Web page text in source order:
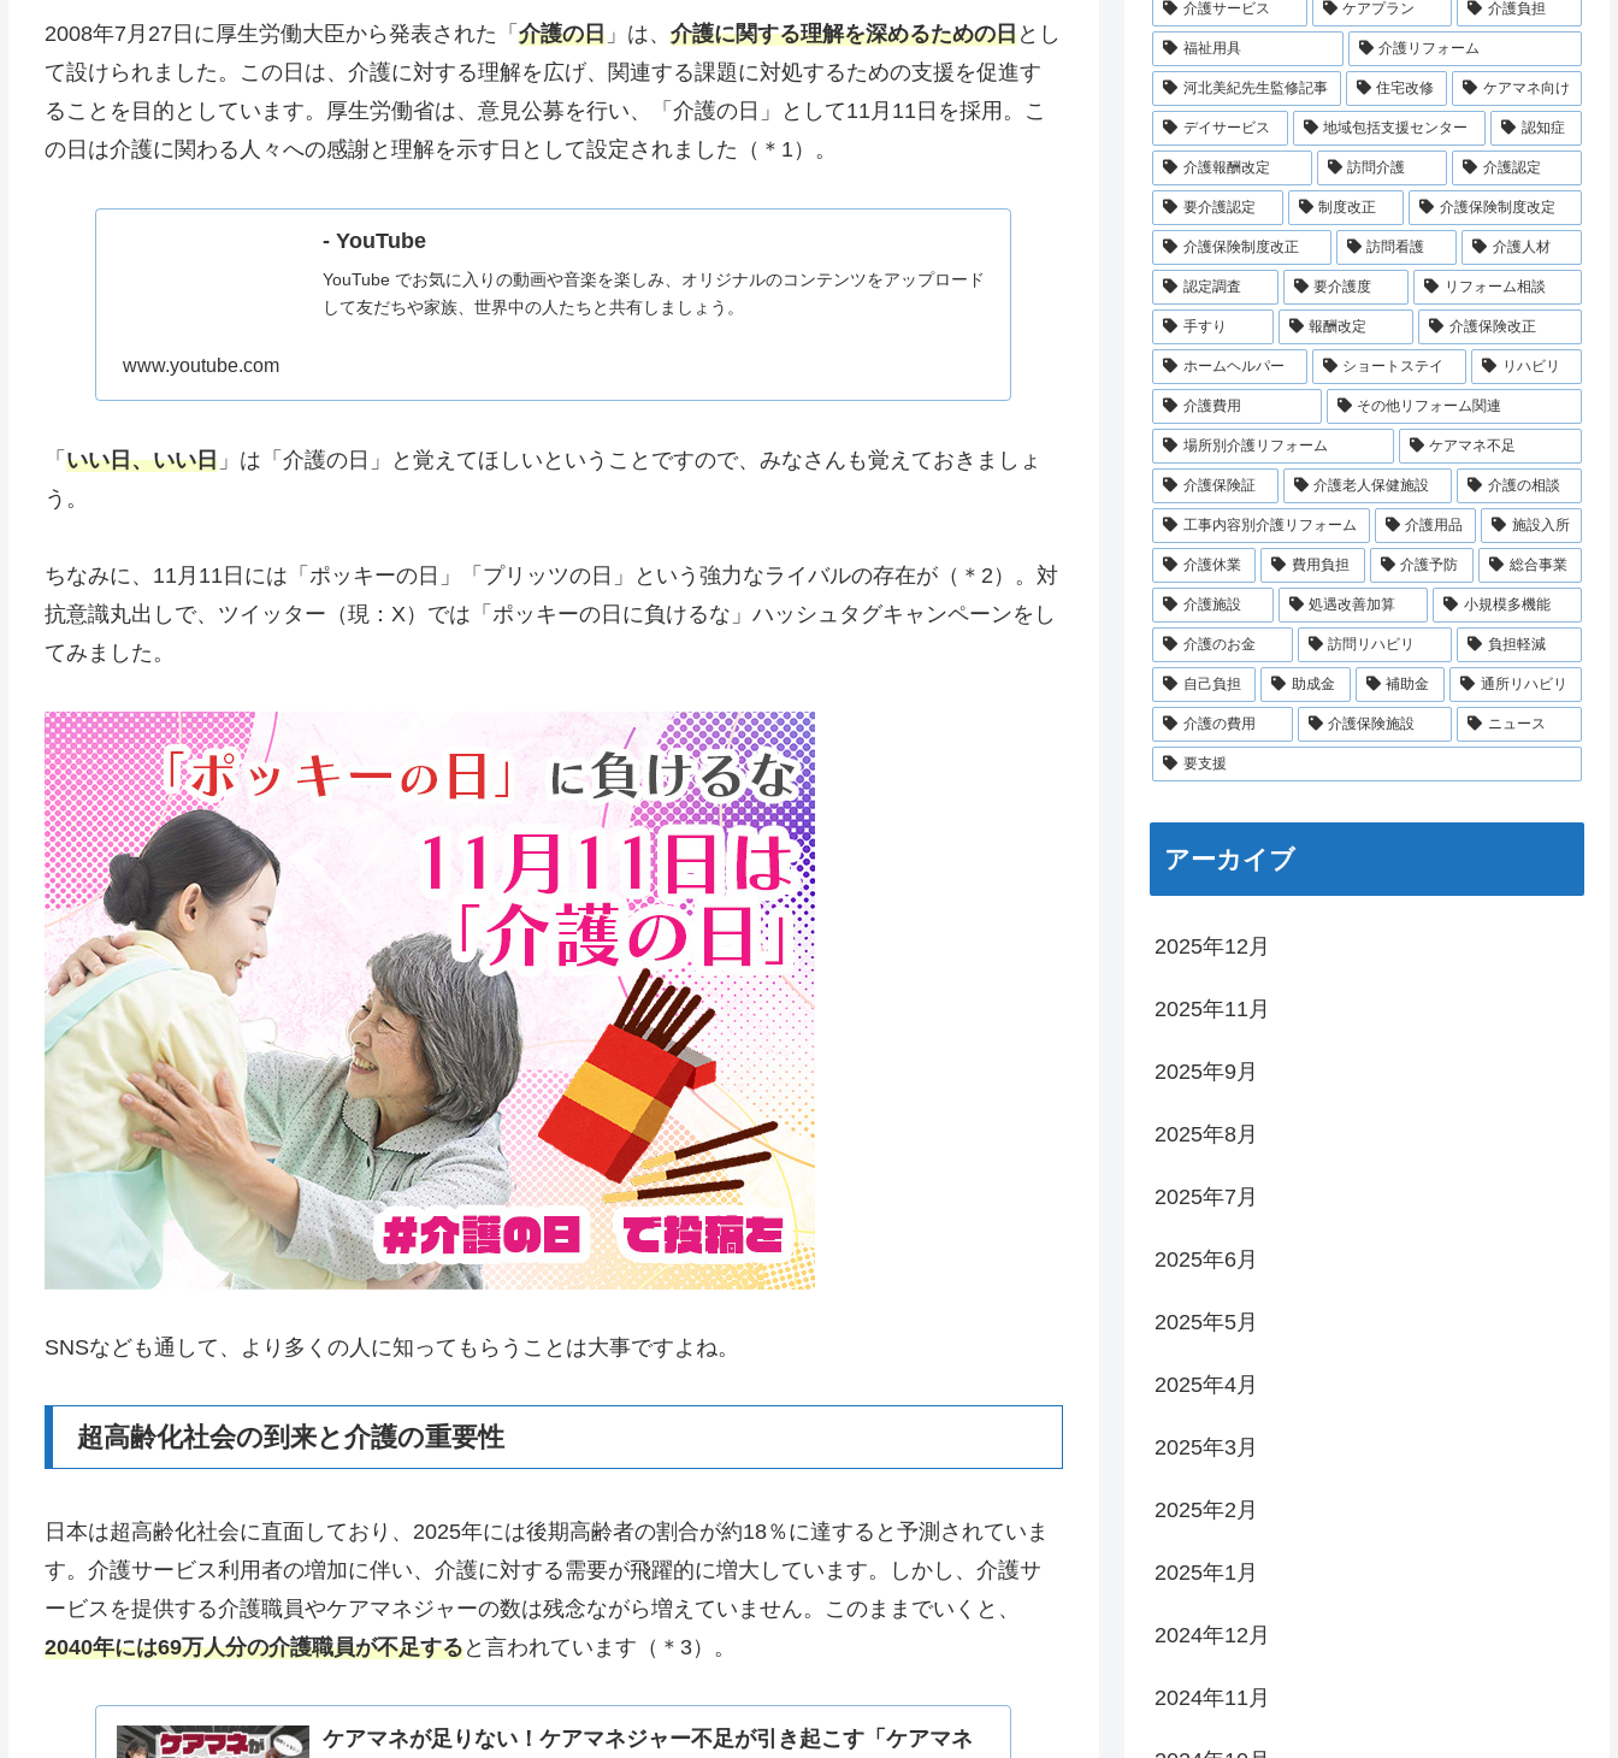
2008年7月27日に厚生労働大臣から発表された「 介護の日」は、 介護に関する理解を深めるための日とし
て設けられました。この日は、介護に対する理解を広げ、関連する課題に対処するための支援を促進す
ることを目的としています。厚生労働省は、意見公募を行い、「介護の日」として11月11日を採用。こ
の日は介護に関わる人々への感謝と理解を示す日として設定されました（＊1）。
- YouTube
YouTube でお気に入りの動画や音楽を楽しみ、オリジナルのコンテンツをアップロード
して友だちや家族、世界中の人たちと共有しましょう。
www.youtube.com
「 いい日、いい日」は「介護の日」と覚えてほしいということですので、みなさんも覚えておきましょ
う。
ちなみに、11月11日には「ポッキーの日」「プリッツの日」という強力なライバルの存在が（＊2）。対
抗意識丸出しで、ツイッター（現：X）では「ポッキーの日に負けるな」ハッシュタグキャンペーンをし
てみました。
SNSなども通して、より多くの人に知ってもらうことは大事ですよね。
超高齢化社会の到来と介護の重要性
日本は超高齢化社会に直面しており、2025年には後期高齢者の割合が約18％に達すると予測されていま
す。介護サービス利用者の増加に伴い、介護に対する需要が飛躍的に増大しています。しかし、介護サ
ービスを提供する介護職員やケアマネジャーの数は残念ながら増えていません。このままでいくと、
2040年には69万人分の介護職員が不足すると言われています（＊3）。
ケアマネが足りない！ケアマネジャー不足が引き起こす「ケアマネ
介護サービス ケアプラン 介護負担
福祉用具 介護リフォーム
河北美紀先生監修記事 住宅改修 ケアマネ向け
デイサービス 地域包括支援センター 認知症
介護報酬改定 訪問介護 介護認定
要介護認定 制度改正 介護保険制度改定
介護保険制度改正 訪問看護 介護人材
認定調査 要介護度 リフォーム相談
手すり 報酬改定 介護保険改正
ホームヘルパー ショートステイ リハビリ
介護費用 その他リフォーム関連
場所別介護リフォーム ケアマネ不足
介護保険証 介護老人保健施設 介護の相談
工事内容別介護リフォーム 介護用品 施設入所
介護休業 費用負担 介護予防 総合事業
介護施設 処遇改善加算 小規模多機能
介護のお金 訪問リハビリ 負担軽減
自己負担 助成金 補助金 通所リハビリ
介護の費用 介護保険施設 ニュース
要支援
アーカイブ
2025年12月
2025年11月
2025年9月
2025年8月
2025年7月
2025年6月
2025年5月
2025年4月
2025年3月
2025年2月
2025年1月
2024年12月
2024年11月